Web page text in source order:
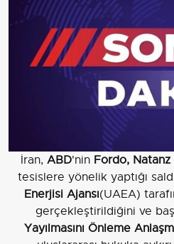
İran, ABD'nin Fordo, Natanz
tesislere yönelik yaptığı
Enerjisi Ajansı(UAEA)
gerçekleştirildiğini ve
Yayılmasını Önleme